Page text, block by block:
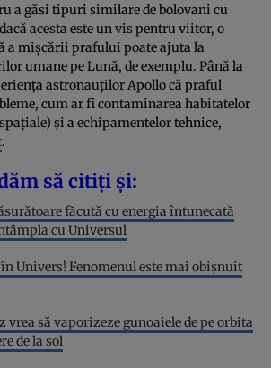
a găsi tipuri similare de bolovani cu
acesta este un vis pentru viitor, o
a mișcării prafului poate ajuta la
umane pe Lună, de exemplu. Până la
astronauților Apollo că praful
cum ar fi contaminarea habitatelor
și a echipamentelor tehnice,
.
să citiți și:
făcută cu energia întunecată
cu Universul
Univers! Fenomenul este mai obișnuit
vrea să vaporizeze gunoaiele de pe orbita
de la sol